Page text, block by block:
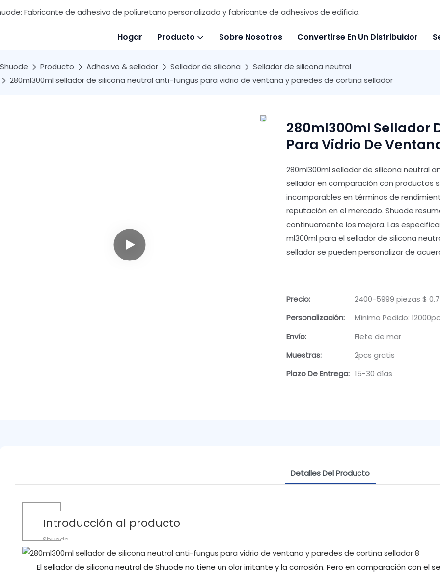
Fabricante de adhesivo de poliuretano personalizado y fabricante de adhesivos de edificio.
Hogar Producto Sobre Nosotros Convertirse En Un Distribuidor
Shuode Producto Adhesivo & sellador Sellador de silicona
Sellador de silicona neutral
280ml300ml sellador de silicona neutral anti-fungus para vidrio de ventana y paredes de cortina sellador
280ml300ml Sellador
Para Vidrio De
280ml300ml sellador de silicona neutral
sellador en comparación con productos
incomparables en términos de
reputación en el mercado. Shuode
continuamente los mejora. Las
ml300ml para el sellador de silicona
sellador se pueden personalizar de
Precio:
2400-5999 piezas $
Personalización:
Mínimo Pedido:
Envío:
Flete de mar
Muestras:
2pcs gratis
Plazo De Entrega: 15-30 días
Detalles Del Producto
Introducción al producto
Shuode
El sellador de silicona neutral de Shuode no tiene un olor irritante y la corrosión. Pero en comparación con el